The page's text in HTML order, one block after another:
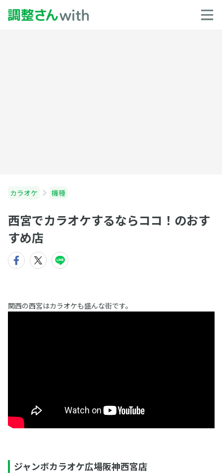
カラオケ 機種
西宮でカラオケするならココ！のおす
すめ店
関西の西宮はカラオケも盛んな街です。
ジャンボカラオケ広場阪神西宮店